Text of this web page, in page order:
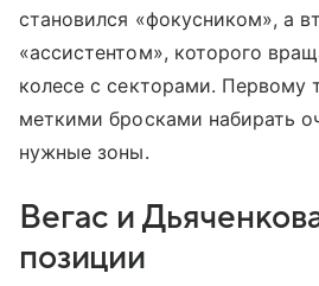
становился «фокусником», а
«ассистентом», которого
колесе с секторами. Первому
меткими бросками набирать
нужные зоны.
Вегас и
позиции